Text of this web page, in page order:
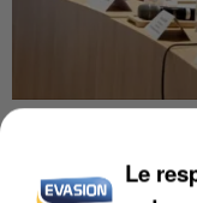
INCENDIES :
DE SOLIDARITÉ
Le